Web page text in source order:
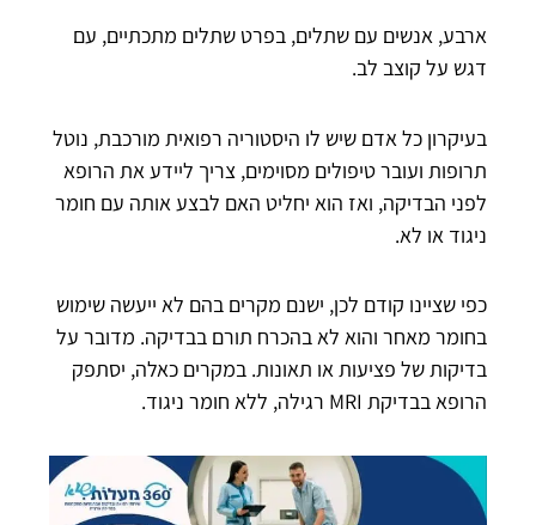
ארבע, אנשים עם שתלים, בפרט שתלים מתכתיים, עם
דגש על קוצב לב.
בעיקרון כל אדם שיש לו היסטוריה רפואית מורכבת, נוטל
תרופות ועובר טיפולים מסוימים, צריך ליידע את הרופא
לפני הבדיקה, ואז הוא יחליט האם לבצע אותה עם חומר
ניגוד או לא.
כפי שציינו קודם לכן, ישנם מקרים בהם לא ייעשה שימוש
בחומר מאחר והוא לא בהכרח תורם בבדיקה. מדובר על
בדיקות של פציעות או תאונות. במקרים כאלה, יסתפק
הרופא בבדיקת MRI רגילה, ללא חומר ניגוד.